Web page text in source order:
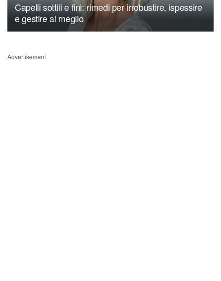
Capelli sottili e fini: rimedi per irrobustire, ispessire
e gestire al meglio
Advertisement